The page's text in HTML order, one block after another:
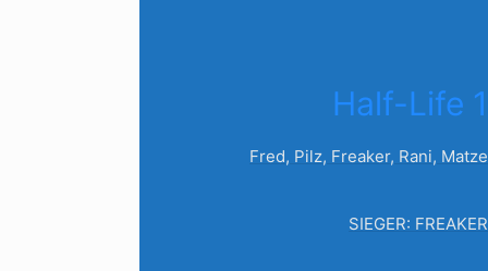
Half-Life 1
Fred, Pilz, Freaker, Rani, Matze
SIEGER: FREAKER